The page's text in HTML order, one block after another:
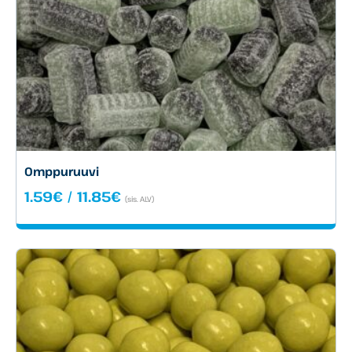
Omppuruuvi
1.59€ / 11.85€Hintaluokka:
-
(sis. ALV)